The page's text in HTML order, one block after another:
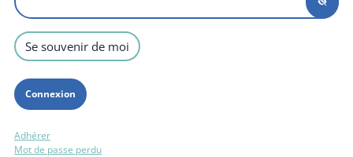
Se souvenir de moi
Adhérer
Mot de passe perdu